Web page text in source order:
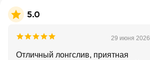
5.0
29 июня 2026
Отличный лонгслив, приятная